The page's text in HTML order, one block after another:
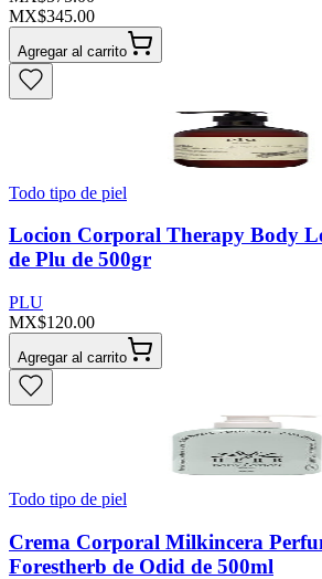
MX$345.00
Agregar al carrito
Todo tipo de piel
Locion Corporal Therapy Body
de Plu de 500gr
PLU
MX$120.00
Agregar al carrito
Todo tipo de piel
Crema Corporal Milkincera
Forestherb de Odid de 500ml